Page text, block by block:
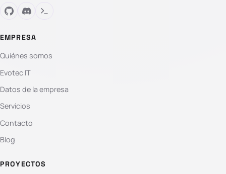
EMPRESA
Quiénes somos
Evotec IT
Datos de la empresa
Servicios
Contacto
Blog
PROYECTOS